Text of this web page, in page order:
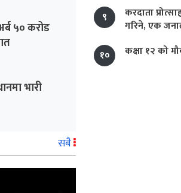
५० करोड
भारी
सबै
९
करदाता
गरिने, एक
१०
कक्षा १२ को